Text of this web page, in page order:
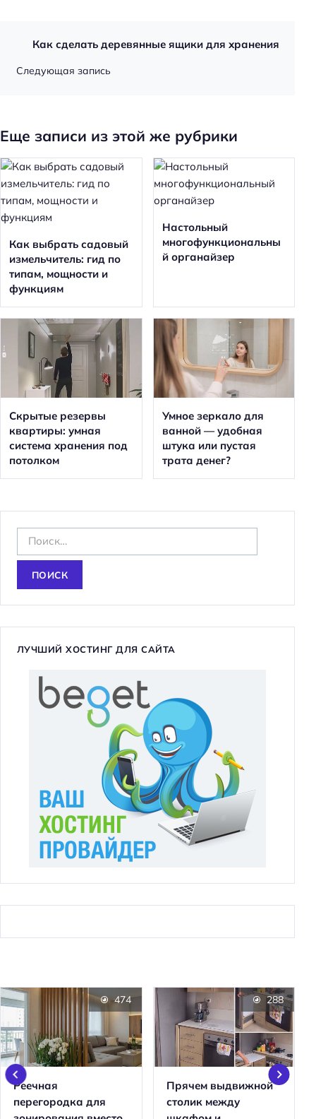
Как сделать деревянные ящики для хранения
Следующая запись
Еще записи из этой же рубрики
Как выбрать садовый
измельчитель: гид по
типам, мощности и
функциям
Настольный
многофункциональны
й органайзер
Скрытые резервы
квартиры: умная
система хранения под
потолком
Умное зеркало для
ванной — удобная
штука или пустая
трата денег?
а
и
ЛУЧШИЙ ХОСТИНГ ДЛЯ САЙТА
Реечная
перегородка для
474
Прячем выдвижной
столик между
288